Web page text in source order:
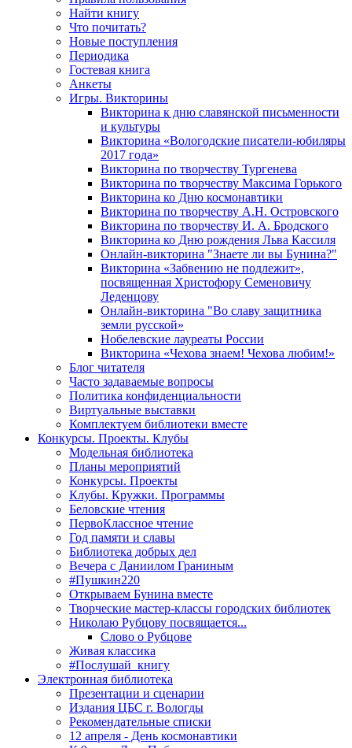
Найти книгу
Что почитать?
Новые поступления
Периодика
Гостевая книга
Анкеты
Игры. Викторины
Викторина к дню славянской письменности
и культуры
Викторина «Вологодские писатели-юбиляры
2017 года»
Викторина по творчеству Тургенева
Викторина по творчеству Максима Горького
Викторина ко Дню космонавтики
Викторина по творчеству А.Н. Островского
Викторина по творчеству И. А. Бродского
Викторина ко Дню рождения Льва Кассиля
Онлайн-викторина "Знаете ли вы Бунина?"
Викторина «Забвению не подлежит»,
посвященная Христофору Семеновичу
Леденцову
Онлайн-викторина "Во славу защитника
земли русской»
Нобелевские лауреаты России
Викторина «Чехова знаем! Чехова любим!»
Блог читателя
Часто задаваемые вопросы
Политика конфиденциальности
Виртуальные выставки
Комплектуем библиотеки вместе
Конкурсы. Проекты. Клубы
Модельная библиотека
Планы мероприятий
Конкурсы. Проекты
Клубы. Кружки. Программы
Беловские чтения
ПервоКлассное чтение
Год памяти и славы
Библиотека добрых дел
Вечера с Даниилом Граниным
#Пушкин220
Открываем Бунина вместе
Творческие мастер-классы городских библиотек
Николаю Рубцову посвящается...
Слово о Рубцове
Живая классика
#Послушай_книгу
Электронная библиотека
Презентации и сценарии
Издания ЦБС г. Вологды
Рекомендательные списки
12 апреля - День космонавтики